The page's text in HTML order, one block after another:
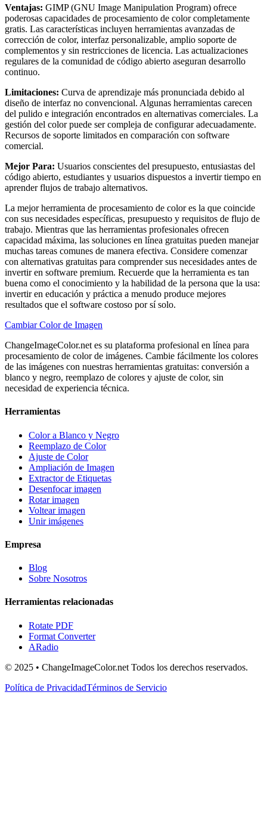
Ventajas: GIMP (GNU Image Manipulation Program) ofrece
poderosas capacidades de procesamiento de color completamente
gratis. Las características incluyen herramientas avanzadas de
corrección de color, interfaz personalizable, amplio soporte de
complementos y sin restricciones de licencia. Las actualizaciones
regulares de la comunidad de código abierto aseguran desarrollo
continuo.
Limitaciones: Curva de aprendizaje más pronunciada debido al
diseño de interfaz no convencional. Algunas herramientas carecen
del pulido e integración encontrados en alternativas comerciales. La
gestión del color puede ser compleja de configurar adecuadamente.
Recursos de soporte limitados en comparación con software
comercial.
Mejor Para: Usuarios conscientes del presupuesto, entusiastas del
código abierto, estudiantes y usuarios dispuestos a invertir tiempo en
aprender flujos de trabajo alternativos.
La mejor herramienta de procesamiento de color es la que coincide
con sus necesidades específicas, presupuesto y requisitos de flujo de
trabajo. Mientras que las herramientas profesionales ofrecen
capacidad máxima, las soluciones en línea gratuitas pueden manejar
muchas tareas comunes de manera efectiva. Considere comenzar
con alternativas gratuitas para comprender sus necesidades antes de
invertir en software premium. Recuerde que la herramienta es tan
buena como el conocimiento y la habilidad de la persona que la usa:
invertir en educación y práctica a menudo produce mejores
resultados que el software costoso por sí solo.
Cambiar Color de Imagen
ChangeImageColor.net es su plataforma profesional en línea para
procesamiento de color de imágenes. Cambie fácilmente los colores
de las imágenes con nuestras herramientas gratuitas: conversión a
blanco y negro, reemplazo de colores y ajuste de color, sin
necesidad de experiencia técnica.
Herramientas
Color a Blanco y Negro
Reemplazo de Color
Ajuste de Color
Ampliación de Imagen
Extractor de Etiquetas
Desenfocar imagen
Rotar imagen
Voltear imagen
Unir imágenes
Empresa
Blog
Sobre Nosotros
Herramientas relacionadas
Rotate PDF
Format Converter
ARadio
© 2025 • ChangeImageColor.net Todos los derechos reservados.
Política de PrivacidadTérminos de Servicio